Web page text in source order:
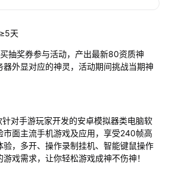
天
抽奖券参与活动，产出最新80资质神
器外显对应的神灵，活动期间挑战当期神
对手游玩家开发的安卓模拟器类电脑软
市面主流手机游戏及应用，享受240帧高
验，多开、操作录制挂机、智能键鼠操作
戏需求，让你轻松游戏成神不伤神！